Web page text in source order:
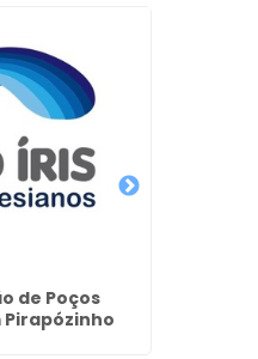
de Poços